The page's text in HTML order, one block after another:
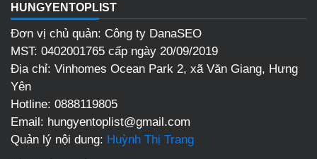
HUNGYENTOPLIST
Đơn vị chủ quản: Công ty DanaSEO
MST: 0402001765 cấp ngày 20/09/2019
Địa chỉ: Vinhomes Ocean Park 2, xã Văn Giang, Hưng
Yên
Hotline: 0888119805
Email: hungyentoplist@gmail.com
Quản lý nội dung: Huỳnh Thị Trang